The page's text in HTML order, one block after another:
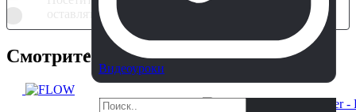
Видеоуроки
оставлять комментарии к данной публикации.
Смотрите также